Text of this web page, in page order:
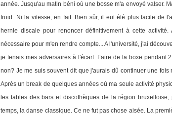
année. Jusqu'au matin béni où une bosse m'a envoyé valser.
froid. Ni la vitesse, en fait. Bien sûr, il eut été plus facile de
hernie discale pour renoncer définitivement à cette
nécessaire pour m'en rendre compte... A l'université, j'ai
je tenais mes adversaires à l'écart. Faire de la boxe pendant
non? Je me suis souvent dit que j'aurais dû continuer une
Après un break de quelques années où ma seule activité
les tables des bars et discothèques de la région
temps, la danse classique. Ce ne fut pas chose aisée. La